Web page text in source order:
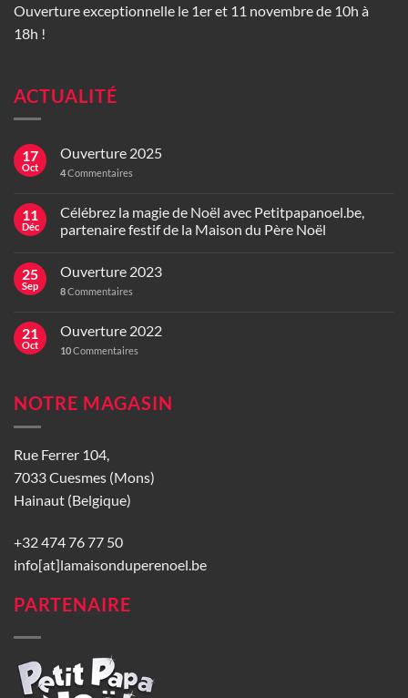
Ouverture exceptionnelle le 1er et 11 novembre de 10h à
18h !
ACTUALITÉ
17
Oct
Ouverture 2025
4Commentaires
11
Déc
Célébrez la magie de Noël avec Petitpapanoel.be,
partenaire festif de la Maison du Père Noël
25
Sep
Ouverture 2023
8Commentaires
21
Oct
Ouverture 2022
10Commentaires
NOTRE MAGASIN
Rue Ferrer 104,
7033 Cuesmes (Mons)
Hainaut (Belgique)
+32 474 76 77 50
info[at]lamaisonduperenoel.be
PARTENAIRE